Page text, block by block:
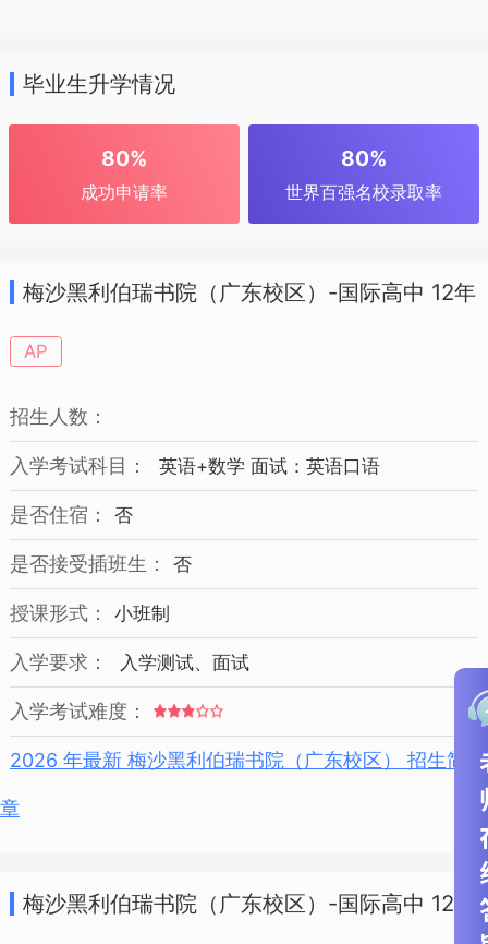
毕业生升学情况
80%
成功申请率
80%
世界百强名校录取率
梅沙黑利伯瑞书院（广东校区）-国际高中 12年
AP
招生人数：
入学考试科目： 英语+数学 面试：英语口语
是否住宿： 否
是否接受插班生： 否
授课形式： 小班制
入学要求： 入学测试、面试
入学考试难度：
2026 年最新 梅沙黑利伯瑞书院（广东校区） 招生简
章
梅沙黑利伯瑞书院（广东校区）-国际高中 12年